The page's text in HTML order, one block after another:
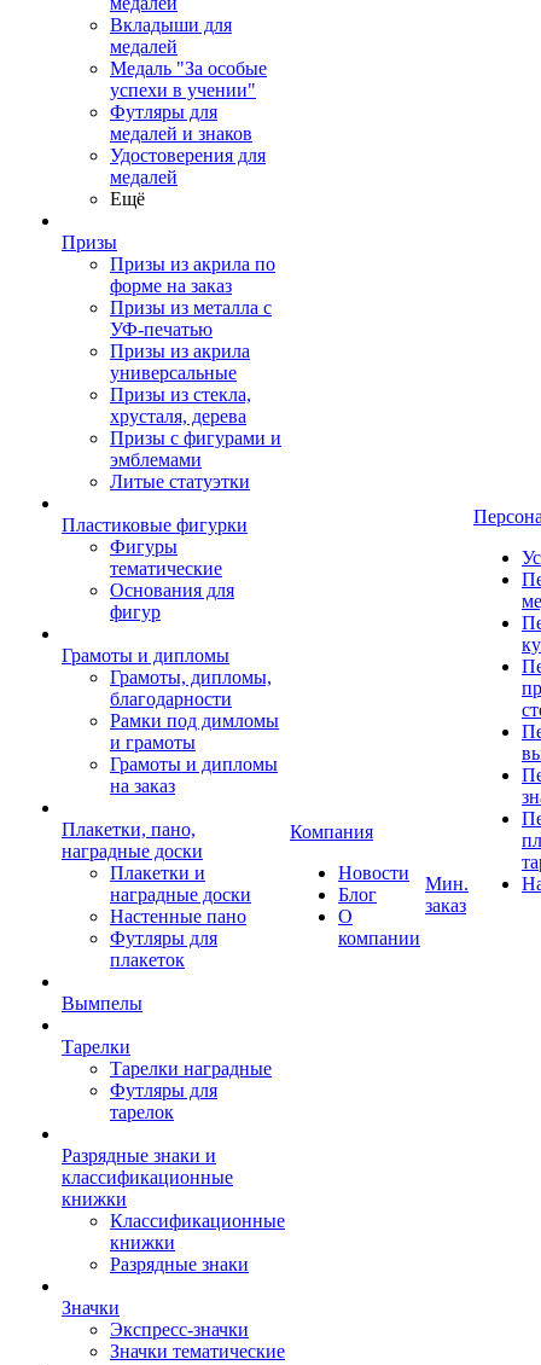
Вкладыши для
медалей
Медаль "За особые
успехи в учении"
Футляры для
медалей и знаков
Удостоверения для
медалей
Ещё
Призы
Призы из акрила по
форме на заказ
Призы из металла с
УФ-печатью
Призы из акрила
универсальные
Призы из стекла,
хрусталя, дерева
Призы с фигурами и
эмблемами
Литые статуэтки
Пластиковые фигурки
Фигуры
тематические
Основания для
фигур
Грамоты и дипломы
Грамоты, дипломы,
благодарности
Рамки под димломы
и грамоты
Грамоты и дипломы
на заказ
Плакетки, пано,
наградные доски
Плакетки и
наградные доски
Настенные пано
Футляры для
плакеток
Вымпелы
Тарелки
Тарелки наградные
Футляры для
тарелок
Разрядные знаки и
классификационные
книжки
Классификационные
книжки
Разрядные знаки
Значки
Экспресс-значки
Значки тематические
Компания
Новости
Блог
О
компании
Мин.
заказ